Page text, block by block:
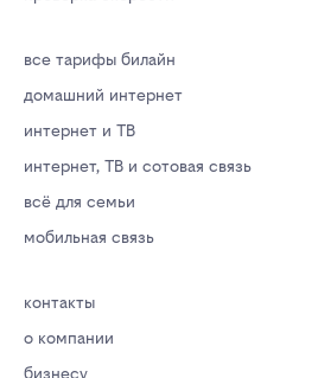
все тарифы билайн
домашний интернет
интернет и ТВ
интернет, ТВ и сотовая связь
всё для семьи
мобильная связь
контакты
о компании
бизнесу